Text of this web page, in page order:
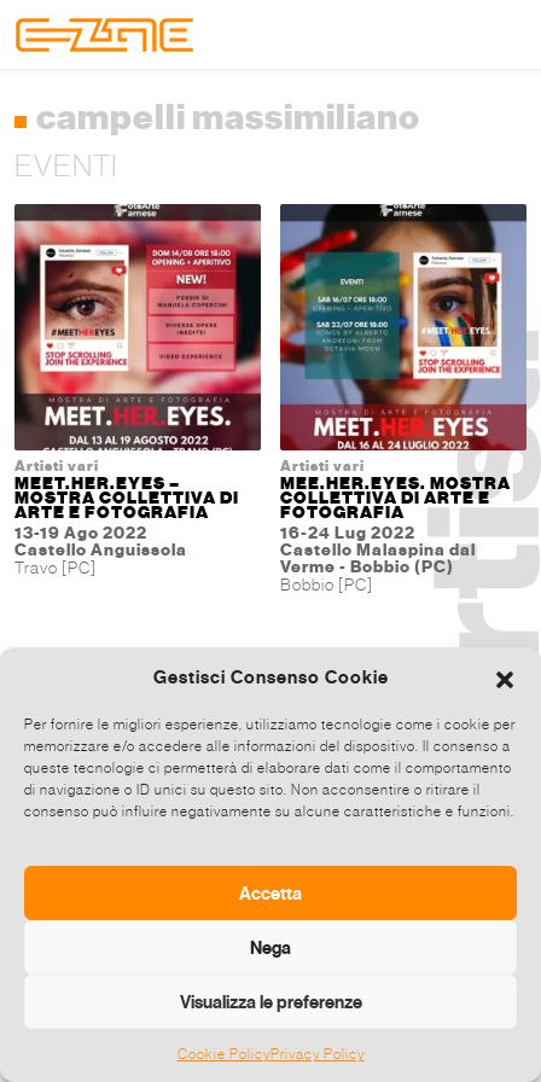
Gestisci Consenso Cookie
Per fornire le migliori esperienze, utilizziamo tecnologie come i cookie per
memorizzare e/o accedere alle informazioni del dispositivo. Il consenso a
queste tecnologie ci permetterà di elaborare dati come il comportamento
di navigazione o ID unici su questo sito. Non acconsentire o ritirare il
consenso può influire negativamente su alcune caratteristiche e funzioni.
Accetta
Nega
Visualizza le preferenze
Cookie PolicyPrivacy Policy
campelli massimiliano
EVENTI
Artisti vari
MEET.HER.EYES –
MOSTRA COLLETTIVA DI
ARTE E FOTOGRAFIA
13-19 Ago 2022
Castello Anguissola
Travo [PC]
Artisti vari
MEE.HER.EYES. MOSTRA
COLLETTIVA DI ARTE E
FOTOGRAFIA
16-24 Lug 2022
Castello Malaspina dal
Verme - Bobbio (PC)
Bobbio [PC]
©2026 E-zine